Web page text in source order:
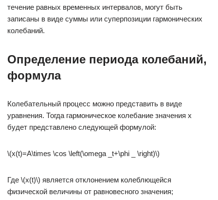
течение равных временных интервалов, могут быть
записаны в виде суммы или суперпозиции гармонических
колебаний.
Определение периода колебаний,
формула
Колебательный процесс можно представить в виде
уравнения. Тогда гармоническое колебание значения х
будет представлено следующей формулой:
\(x(t)=A\times \cos \left(\omega _t+\phi _ \right)\)
Где \(x(t)\) является отклонением колеблющейся
физической величины от равновесного значения;